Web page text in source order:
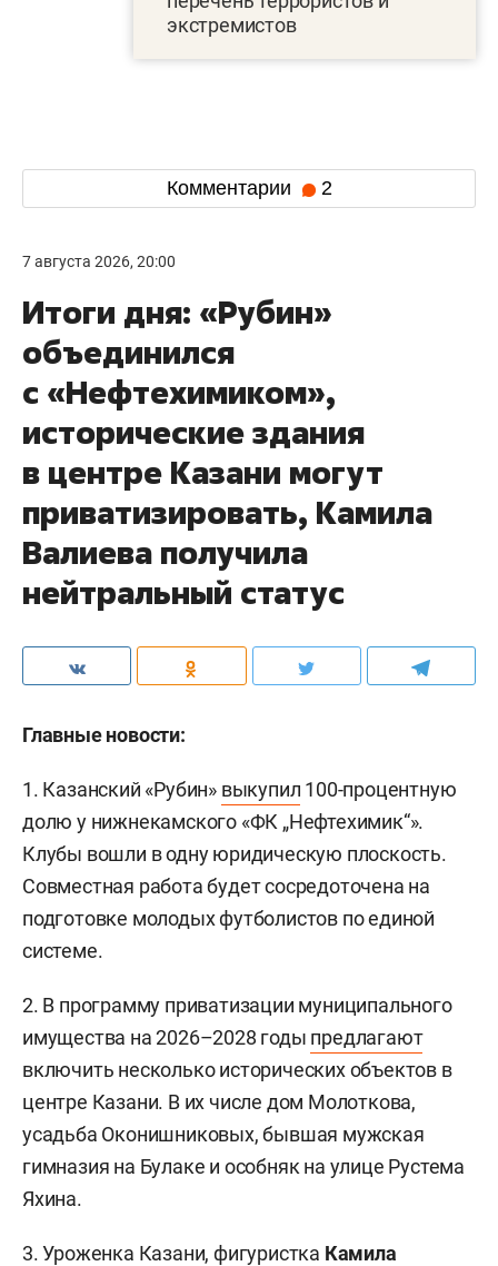
экстремистов
Комментарии 2
7 августа 2026, 20:00
Итоги дня: «Рубин»
объединился
с «Нефтехимиком»,
исторические здания
в центре Казани могут
приватизировать, Камила
Валиева получила
нейтральный статус
Главные новости:
1. Казанский «Рубин» выкупил 100-процентную
долю у нижнекамского «ФК „Нефтехимик“».
Клубы вошли в одну юридическую плоскость.
Совместная работа будет сосредоточена на
подготовке молодых футболистов по единой
системе.
2. В программу приватизации муниципального
имущества на 2026–2028 годы предлагают
включить несколько исторических объектов в
центре Казани. В их числе дом Молоткова,
усадьба Оконишниковых, бывшая мужская
гимназия на Булаке и особняк на улице Рустема
Яхина.
3. Уроженка Казани, фигуристка Камила